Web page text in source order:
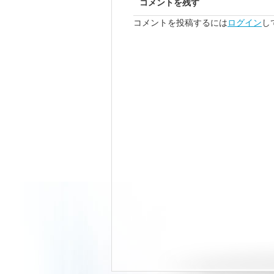
コメントを残す
コメントを投稿するにはログイン し